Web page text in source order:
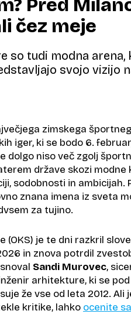
Pred
čez meje
so tudi modna arena,
svojo vizijo
zimskega
iger, ki se bodo 6.
dolgo niso več zgolj
države skozi
sodobnosti in ambicijah.
znana imena iz sveta
za tujino.
(OKS) je te dni razkril
in znova potrdil
Sandi Murovec,
arhitekture, ki se
že vse od leta 2012. Ali
kritike, lahko ocenite